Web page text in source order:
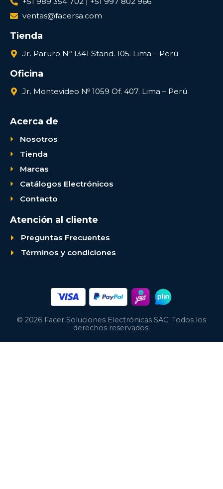
ventas@facersa.com
Tienda
Jr. Paruro Nº 1341 Stand. 105. Lima – Perú
Oficina
Jr. Montevideo № 1059 Of. 407. Lima – Perú
Acerca de
Nosotros
Tienda
Marcas
Catálogos Electrónicos
Contacto
Atención al cliente
Preguntas Frecuentes
Términos y condiciones
© 2026 Facer Soluciones Electrónicas SAC. Todos los
derechos reservados.